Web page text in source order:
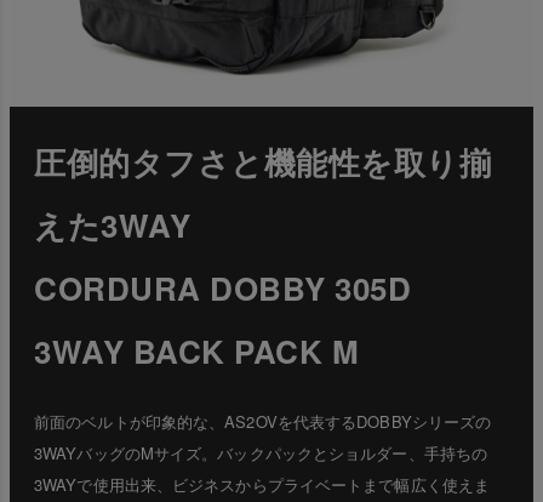
圧倒的タフさと機能性を取り揃
えた3WAY
CORDURA DOBBY 305D
3WAY BACK PACK M
前面のベルトが印象的な、AS2OVを代表するDOBBYシリーズの
3WAYバッグのMサイズ。バックパックとショルダー、手持ちの
3WAYで使用出来、ビジネスからプライベートまで幅広く使えま